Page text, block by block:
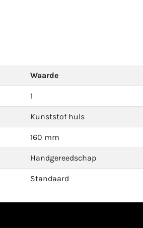
Waarde
1
Kunststof huls
160 mm
Handgereedschap
Standaard